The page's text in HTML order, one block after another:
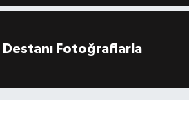
Destanı Fotoğraflarla